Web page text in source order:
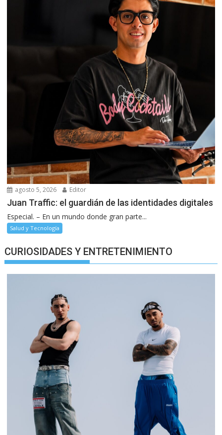
agosto 5, 2026 Editor
Juan Traffic: el guardián de las identidades digitales
Especial. – En un mundo donde gran parte...
Salud y Tecnología
CURIOSIDADES Y ENTRETENIMIENTO